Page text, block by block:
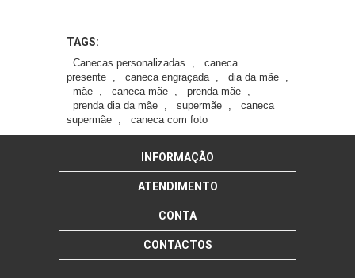
TAGS:
Canecas personalizadas ,
caneca
presente , caneca engraçada , dia da mãe ,
mãe , caneca mãe , prenda mãe ,
prenda dia da mãe , supermãe ,
caneca
supermãe , caneca com foto
INFORMAÇÃO
ATENDIMENTO
CONTA
CONTACTOS